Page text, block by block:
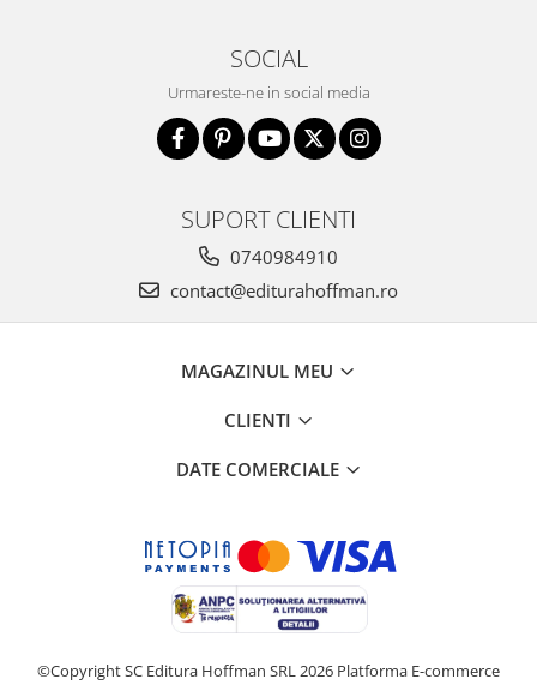
SOCIAL
Urmareste-ne in social media
SUPORT CLIENTI
0740984910
contact@editurahoffman.ro
MAGAZINUL MEU
CLIENTI
DATE COMERCIALE
©Copyright SC Editura Hoffman SRL 2026 Platforma E-commerce